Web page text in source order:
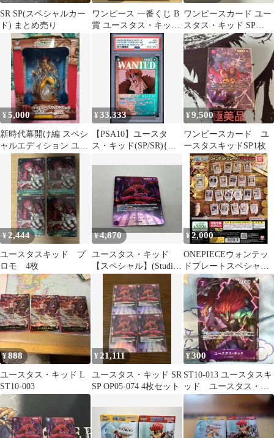
SR SP(スペシャルカー
ド) まとめ売り
ワンピース 一番くじ B
賞 ユースタス・キッド
書店限定カラー
ワンピースカード ユー
スタス・キッド SP
OP05-074 SR
¥5,000
新時代幕開け編 スペシ
ャルエディション ユー
スタス キャプテン キッ
ド 書店限定
¥33,333
【PSA10】ユースタ
ス・キッド(SP/SR){緑}
¥9,500
ワンピースカード ユ
ースタスキッドSP1枚
¥ 2,444
ユースタスキッド プ
ロモ 4枚
¥4,870
ユースタス・キッド
【スペシャル】(Studio
ＥＰＩＥＣＥカードゲ
ーム【極小欠け、反
¥2,000
ONEPIECEウォンテッ
ドプレートスペシャル
弾
¥888
ユースタス・キッド L
ST10-003
¥ 21,111
ユースタス・キッド SR
SP OP05-074 4枚セット
¥300
ST10-013 ユースタスキ
ッド ユースタス・キ
ッド プロモ